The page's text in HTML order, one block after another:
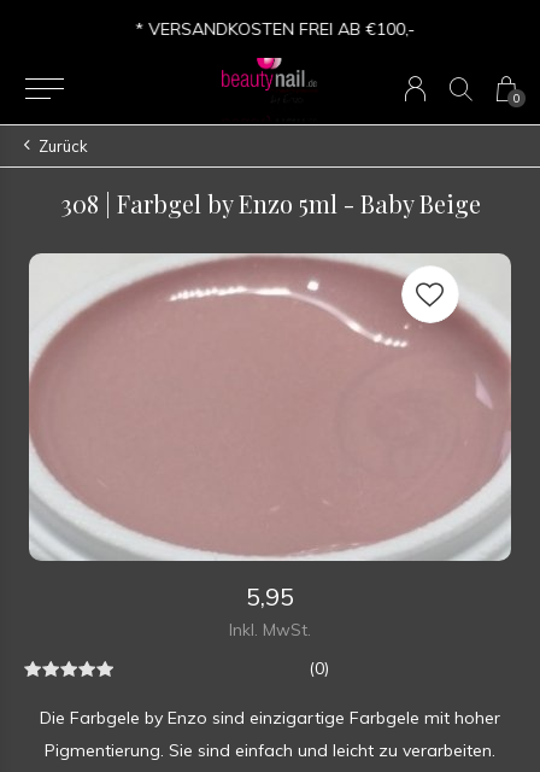
0
* VERSANDKOSTEN FREI AB €100,-
Zurück
308 | Farbgel by Enzo 5ml - Baby Beige
5,95
Inkl. MwSt.
(0)
Die Farbgele by Enzo sind einzigartige Farbgele mit hoher
Pigmentierung. Sie sind einfach und leicht zu verarbeiten.